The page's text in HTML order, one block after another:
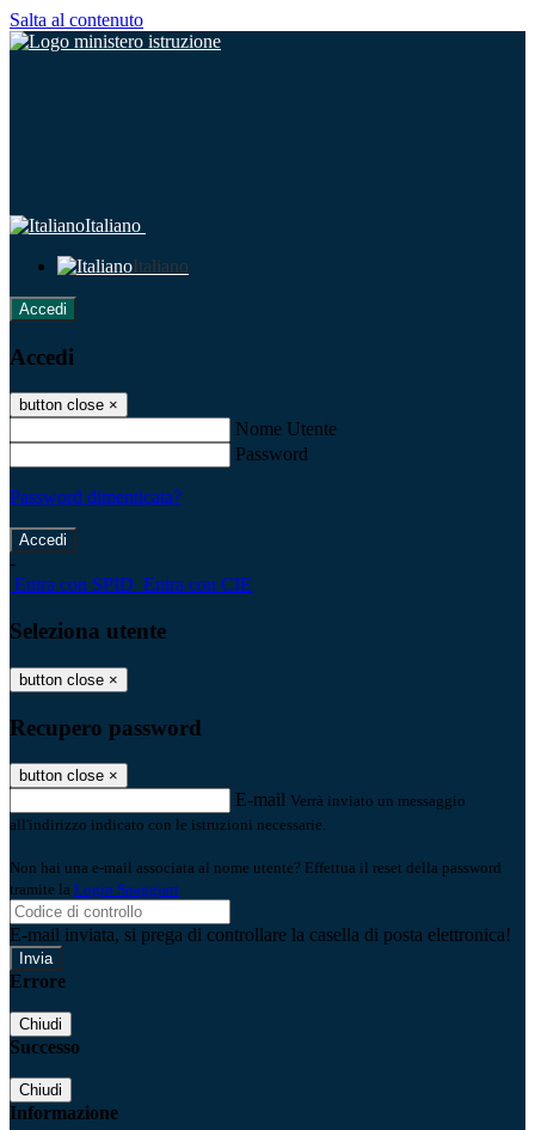
Salta al contenuto
Italiano
Italiano
Accedi
Accedi
button close ×
Nome Utente
Password
Password dimenticata?
-
Entra con SPID Entra con CIE
Seleziona utente
button close ×
Recupero password
button close ×
E-mail Verrà inviato un messaggio
all'indirizzo indicato con le istruzioni necessarie.
Non hai una e-mail associata al nome utente? Effettua il reset della password
tramite la Login Spaggiari
E-mail inviata, si prega di controllare la casella di posta elettronica!
Errore
Chiudi
Successo
Chiudi
Informazione